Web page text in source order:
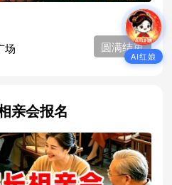
场 圆满结束
亲会报名
AI红娘